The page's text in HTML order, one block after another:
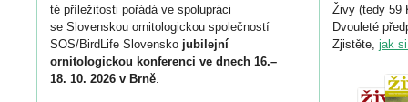
té příležitosti pořádá ve spolupráci
se Slovenskou ornitologickou společností
SOS/BirdLife Slovensko jubilejní
ornitologickou konferenci ve dnech 16.–
18. 10. 2026 v Brně.
Živy (tedy 59
Dvouleté
Zjistěte, jak